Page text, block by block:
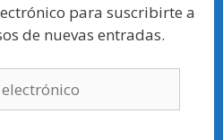
para suscribirte a
de nuevas entradas.